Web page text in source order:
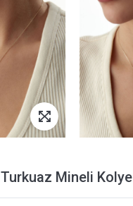
Turkuaz Mineli Kolye